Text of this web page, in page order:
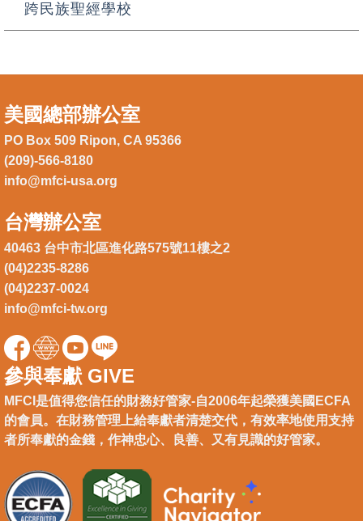
跨民族聖經學校
美國總部辦公室
PO Box 509 Ripon, CA 95366
(209)-566-8180
info@mfci-usa.org
台灣辦公室
40463 台中市北區進化路575號11樓之2
(04)2235-8286
(04)2237-0024
info@mfci-tw.org
參與奉獻 GIVE
MFCI是值得您信任的財務好管家-自2006年起榮獲美國ECFA
的會員。在財務管理上給奉獻者清楚交代，有效率地使用支持
者所奉獻的金錢，作神忠心、良善、又有見識的好管家。